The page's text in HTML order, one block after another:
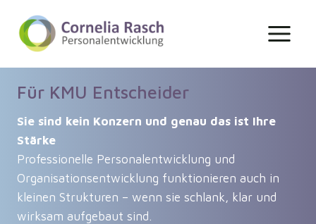
Inhalt
springen
Für KMU Entscheider
Sie sind kein Konzern und genau das ist Ihre
Stärke
Professionelle Personalentwicklung und
Organisationsentwicklung funktionieren auch in
kleinen Strukturen – wenn sie schlank, klar und
wirksam aufgebaut sind.